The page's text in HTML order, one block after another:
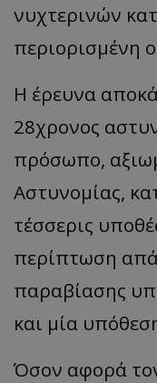
νυχτερινών
περιορισμένη
Η έρευνα
28χρονος
πρόσωπο,
Αστυνομίας,
τέσσερις
περίπτωση
παραβίασης
και μία
Όσον αφορά